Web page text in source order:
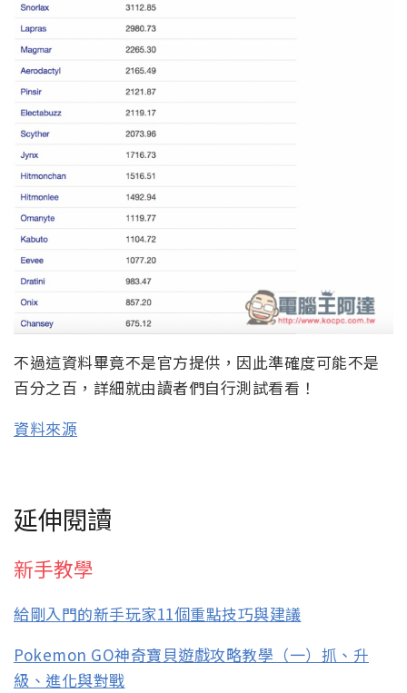
不過這資料畢竟不是官方提供，因此準確度可能不是
百分之百，詳細就由讀者們自行測試看看！
資料來源
延伸閱讀
新手教學
給剛入門的新手玩家11個重點技巧與建議
Pokemon GO神奇寶貝遊戲攻略教學（一）抓、升
級、進化與對戰